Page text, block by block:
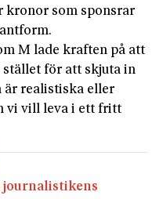
kronor som sponsrar
M lade kraften på att
för att skjuta in
är realistiska eller
vi vill leva i ett fritt
journalistikens